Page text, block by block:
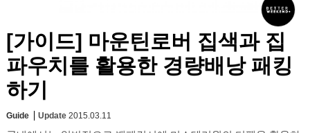
[가이드] 마운틴로버 집색과 집
파우치를 활용한 경량배낭 패킹
하기
Guide Update 2015.03.11